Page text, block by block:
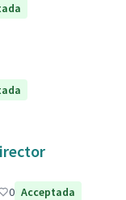
0 Acceptada